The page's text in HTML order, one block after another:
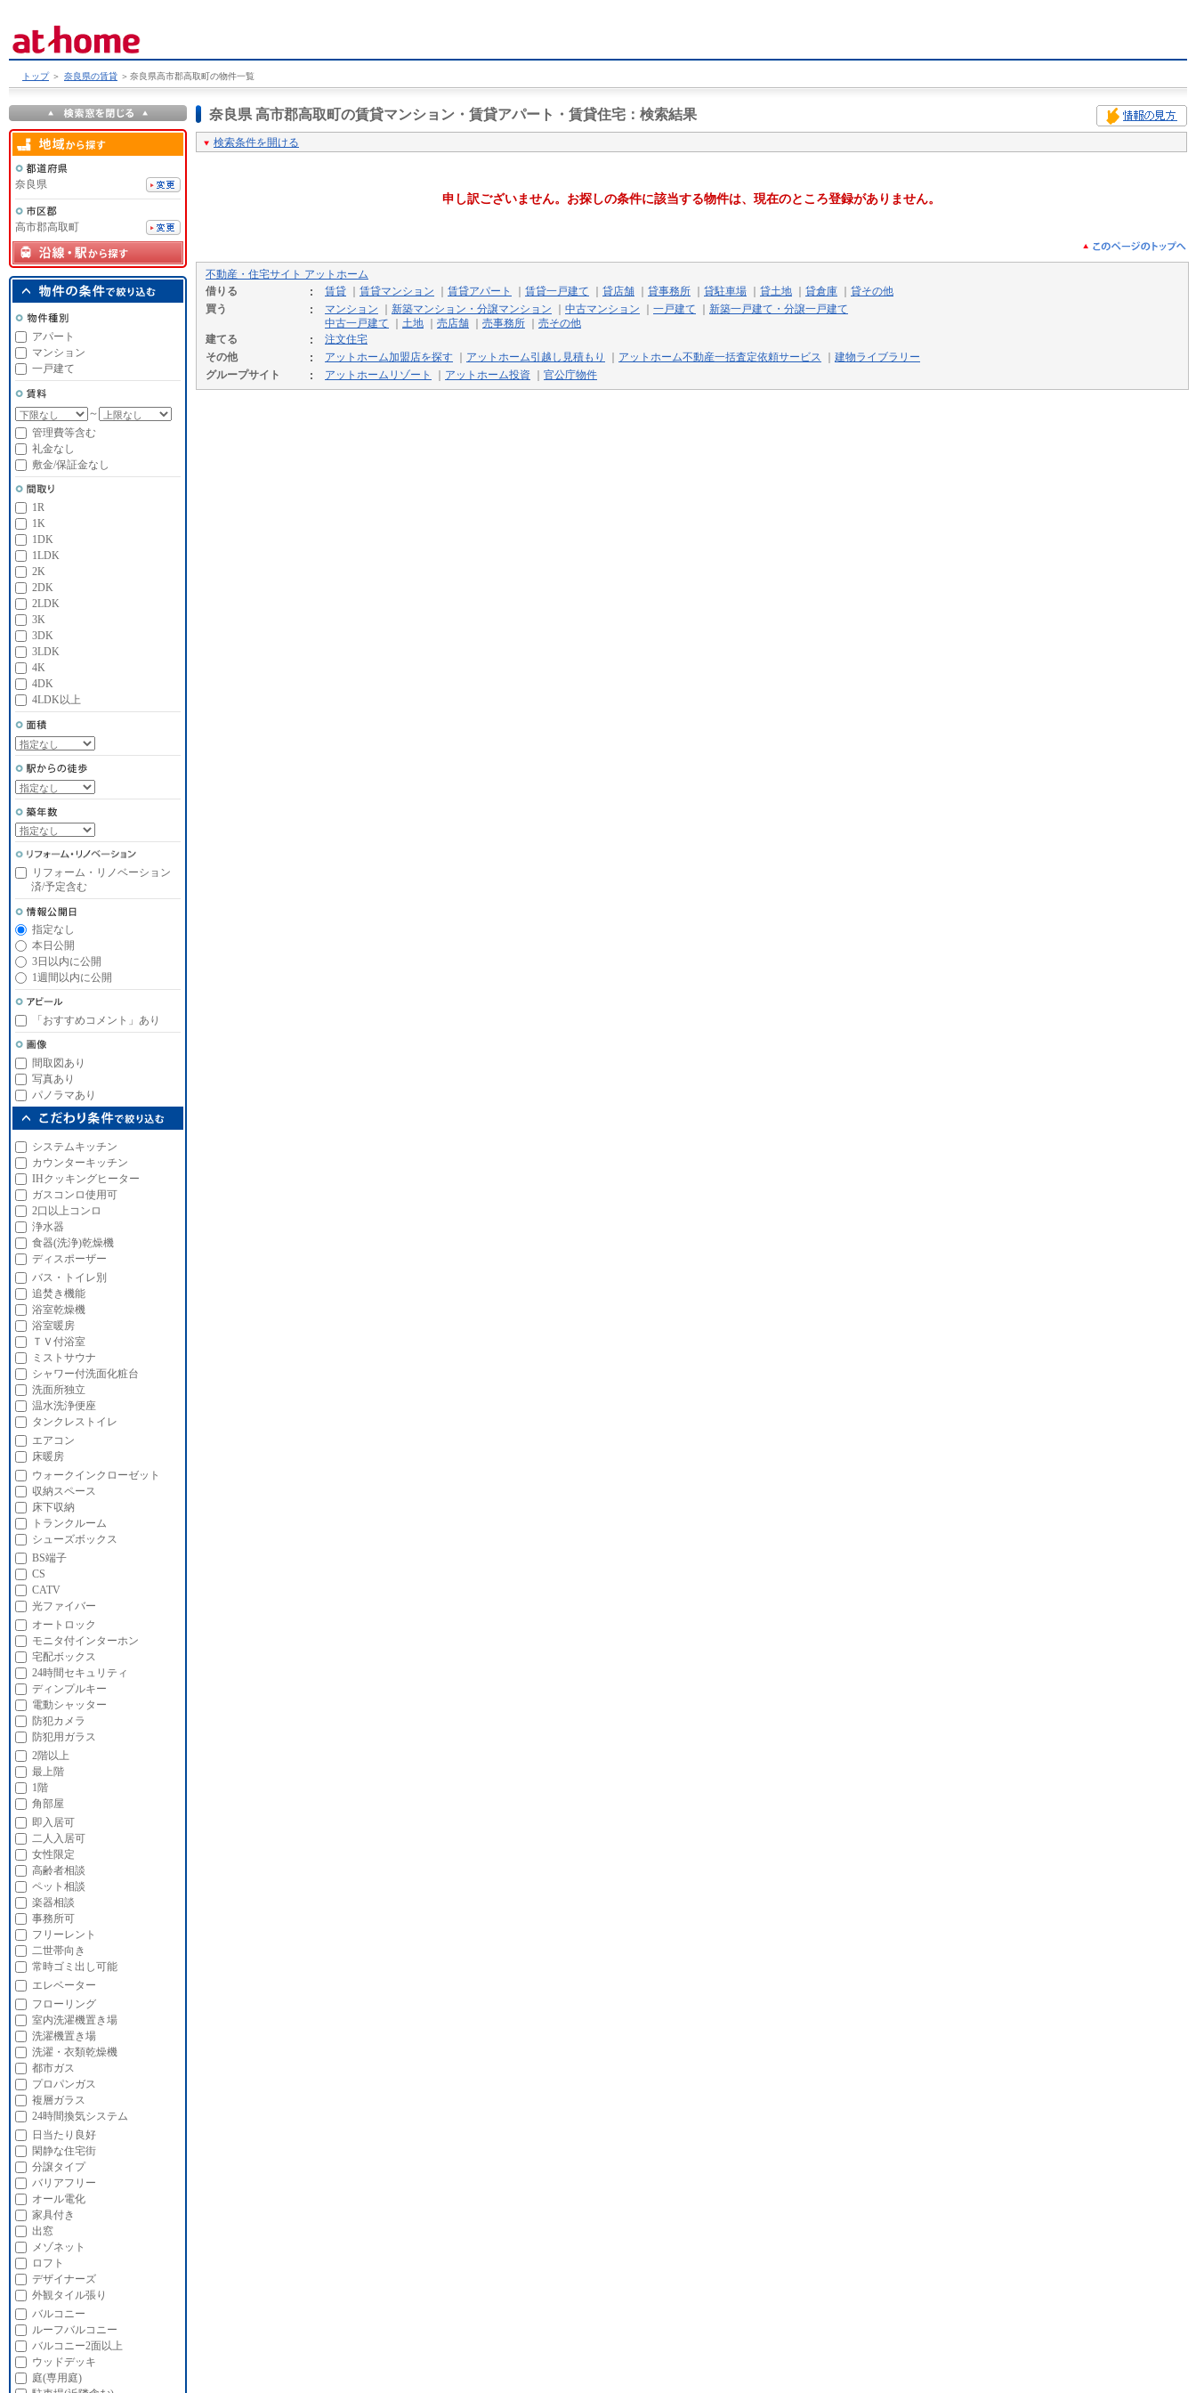
トップ ＞ 奈良県の賃貸 ＞ 奈良県高市郡高取町の物件一覧
奈良県 高市郡高取町の賃貸マンション・賃貸アパート・賃貸住宅 ：検索結果
検索条件を開ける
申し訳ございません。お探しの条件に該当する物件は、現在のところ登録がありません。
不動産・住宅サイト アットホーム
借りる
賃貸 賃貸マンション 賃貸アパート 賃貸一戸建て 貸店舗 貸事務所 貸駐車場 貸土地 貸倉庫
貸その他
買う
マンション 新築マンション・分譲マンション 中古マンション 一戸建て
新築一戸建て・分譲一戸建て
中古一戸建て
土地 売店舗 売事務所
売その他
建てる
注文住宅
その他
アットホーム加盟店を探す アットホーム引越し見積もり アットホーム不動産一括査定依頼サービス
建物ライブラリー
グループサイト
アットホームリゾート アットホーム投資 官公庁物件
奈良県
高市郡高取町
アパート
マンション
一戸建て
～
管理費等含む
礼金なし
敷金/保証金なし
1R
1K
1DK
1LDK
2K
2DK
2LDK
3K
3DK
3LDK
4K
4DK
4LDK以上
リフォーム・リノベーション
済/予定含む
指定なし
本日公開
3日以内に公開
1週間以内に公開
「おすすめコメント」あり
間取図あり
写真あり
パノラマあり
システムキッチン
カウンターキッチン
IHクッキングヒーター
ガスコンロ使用可
2口以上コンロ
浄水器
食器(洗浄)乾燥機
ディスポーザー
バス・トイレ別
追焚き機能
浴室乾燥機
浴室暖房
ＴＶ付浴室
ミストサウナ
シャワー付洗面化粧台
洗面所独立
温水洗浄便座
タンクレストイレ
エアコン
床暖房
ウォークインクローゼット
収納スペース
床下収納
トランクルーム
シューズボックス
BS端子
CS
CATV
光ファイバー
オートロック
モニタ付インターホン
宅配ボックス
24時間セキュリティ
ディンプルキー
電動シャッター
防犯カメラ
防犯用ガラス
2階以上
最上階
1階
角部屋
即入居可
二人入居可
女性限定
高齢者相談
ペット相談
楽器相談
事務所可
フリーレント
二世帯向き
常時ゴミ出し可能
エレベーター
フローリング
室内洗濯機置き場
洗濯機置き場
洗濯・衣類乾燥機
都市ガス
プロパンガス
複層ガラス
24時間換気システム
日当たり良好
閑静な住宅街
分譲タイプ
バリアフリー
オール電化
家具付き
出窓
メゾネット
ロフト
デザイナーズ
外観タイル張り
バルコニー
ルーフバルコニー
バルコニー2面以上
ウッドデッキ
庭(専用庭)